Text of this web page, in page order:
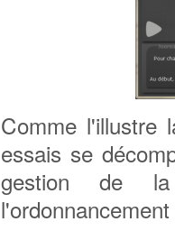
Comme l'illustre
essais se
gestion de